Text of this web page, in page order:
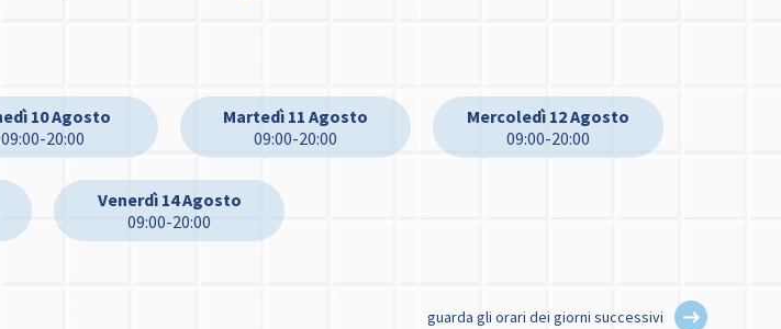
10 Agosto
09:00-20:00
Martedì 11 Agosto
09:00-20:00
Mercoledì 12 Agosto
09:00-20:00
Venerdì 14 Agosto
09:00-20:00
guarda gli orari dei giorni successivi